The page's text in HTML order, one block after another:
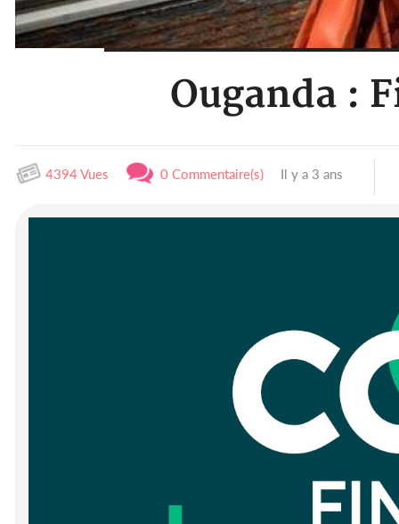
Ouganda :
4394 Vues 0 Commentaire(s) Il y a 3 ans